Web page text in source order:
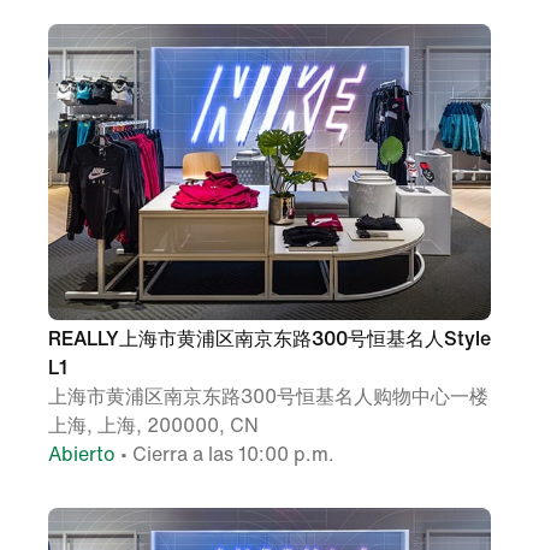
REALLY上海市黄浦区南京东路300号恒基名人Style
L1
上海市黄浦区南京东路300号恒基名人购物中心一楼
上海, 上海, 200000, CN
Abierto • Cierra a las 10:00 p.m.